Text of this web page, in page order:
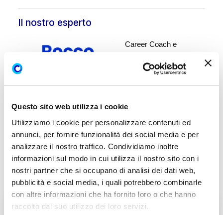
Questo sito web utilizza i cookie
Utilizziamo i cookie per personalizzare contenuti ed
annunci, per fornire funzionalità dei social media e per
analizzare il nostro traffico. Condividiamo inoltre
informazioni sul modo in cui utilizza il nostro sito con i
nostri partner che si occupano di analisi dei dati web,
pubblicità e social media, i quali potrebbero combinarle
con altre informazioni che ha fornito loro o che hanno
raccolto dal suo utilizzo dei loro servizi.
Il nostro esperto
Career Coach e
I contenuti del corso LinkedIn e Career